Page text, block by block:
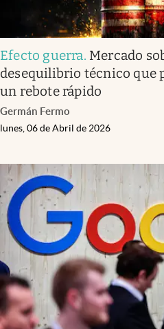
Efecto guerra. Mercado
desequilibrio técnico que
un rebote rápido
Germán Fermo
lunes, 06 de Abril de 2026